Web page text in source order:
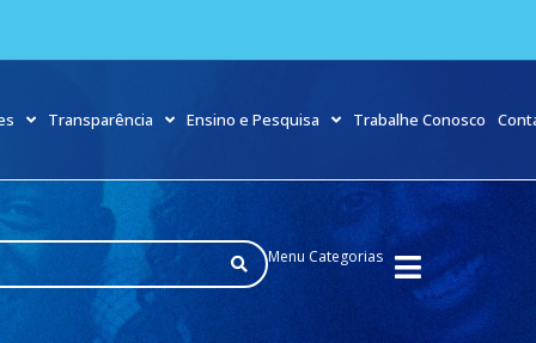
Transparência Ensino e Pesquisa Trabalhe Conosco
Menu Categorias